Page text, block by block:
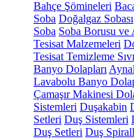
Bahçe Şömineleri
Soba Doğalgaz Sobası
Soba Soba Borusu ve
Tesisat Malzemeleri
Tesisat Temizleme
Banyo Dolapları
Lavabolu Banyo
Çamaşır Makinesi
Sistemleri Duşakabin
Setleri Duş Sistemleri
Duş Setleri Duş